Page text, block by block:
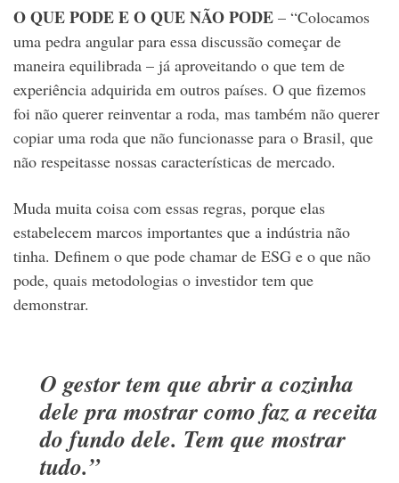
O QUE PODE E O QUE NÃO PODE – “Colocamos
uma pedra angular para essa discussão começar de
maneira equilibrada – já aproveitando o que tem de
experiência adquirida em outros países. O que fizemos
foi não querer reinventar a roda, mas também não querer
copiar uma roda que não funcionasse para o Brasil, que
não respeitasse nossas características de mercado.
Muda muita coisa com essas regras, porque elas
estabelecem marcos importantes que a indústria não
tinha. Definem o que pode chamar de ESG e o que não
pode, quais metodologias o investidor tem que
demonstrar.
O gestor tem que abrir a cozinha
dele pra mostrar como faz a receita
do fundo dele. Tem que mostrar
tudo.”